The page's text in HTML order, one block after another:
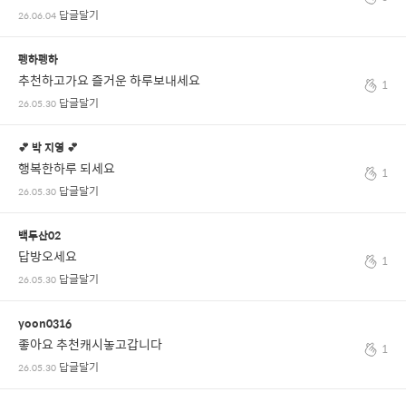
26.06.04 답글달기
펭하펭하
추천하고가요 즐거운 하루보내세요
26.05.30 답글달기
1
💕 박 지영 💕
행복한하루 되세요
26.05.30 답글달기
1
백두산02
답방오세요
26.05.30 답글달기
1
yoon0316
좋아요 추천캐시놓고갑니다
26.05.30 답글달기
1